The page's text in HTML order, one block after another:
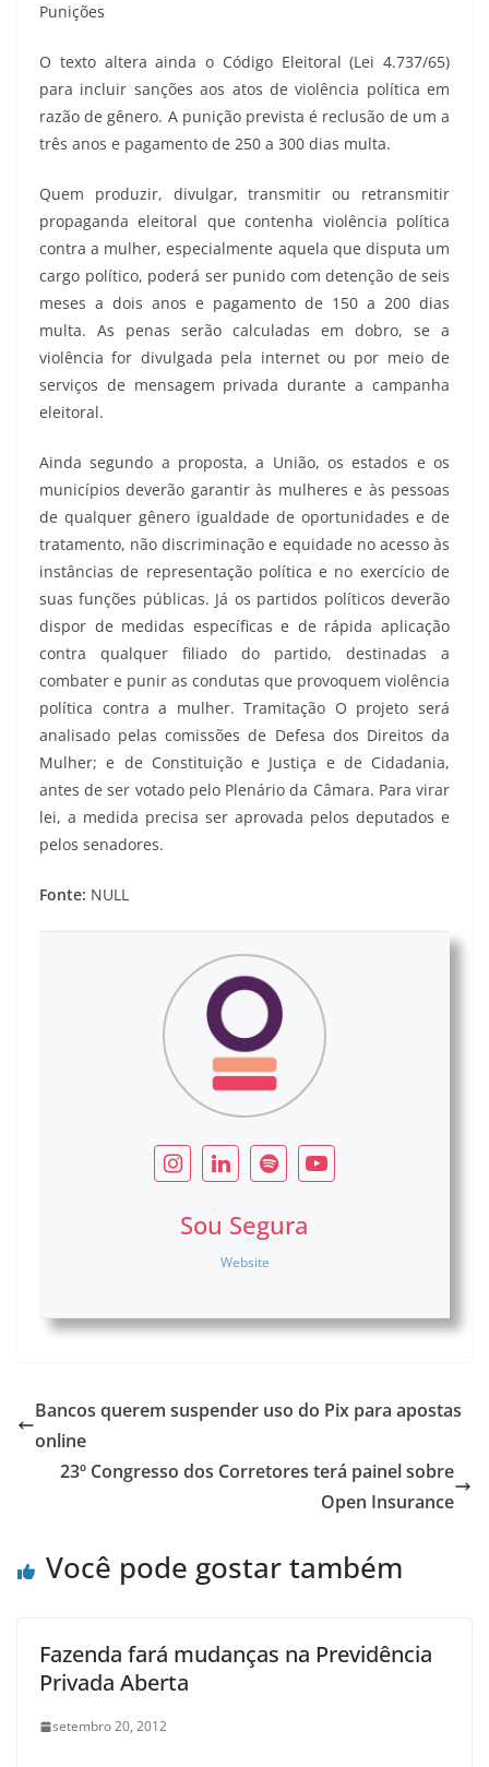
Punições
O texto altera ainda o Código Eleitoral (Lei 4.737/65)
para incluir sanções aos atos de violência política em
razão de gênero. A punição prevista é reclusão de um a
três anos e pagamento de 250 a 300 dias multa.
Quem produzir, divulgar, transmitir ou retransmitir
propaganda eleitoral que contenha violência política
contra a mulher, especialmente aquela que disputa um
cargo político, poderá ser punido com detenção de seis
meses a dois anos e pagamento de 150 a 200 dias
multa. As penas serão calculadas em dobro, se a
violência for divulgada pela internet ou por meio de
serviços de mensagem privada durante a campanha
eleitoral.
Ainda segundo a proposta, a União, os estados e os
municípios deverão garantir às mulheres e às pessoas
de qualquer gênero igualdade de oportunidades e de
tratamento, não discriminação e equidade no acesso às
instâncias de representação política e no exercício de
suas funções públicas. Já os partidos políticos deverão
dispor de medidas específicas e de rápida aplicação
contra qualquer filiado do partido, destinadas a
combater e punir as condutas que provoquem violência
política contra a mulher. Tramitação O projeto será
analisado pelas comissões de Defesa dos Direitos da
Mulher; e de Constituição e Justiça e de Cidadania,
antes de ser votado pelo Plenário da Câmara. Para virar
lei, a medida precisa ser aprovada pelos deputados e
pelos senadores.
Fonte: NULL
Sou Segura
Website
Bancos querem suspender uso do Pix para apostas
online
23º Congresso dos Corretores terá painel sobre
Open Insurance
Você pode gostar também
Fazenda fará mudanças na Previdência
Privada Aberta
setembro 20, 2012